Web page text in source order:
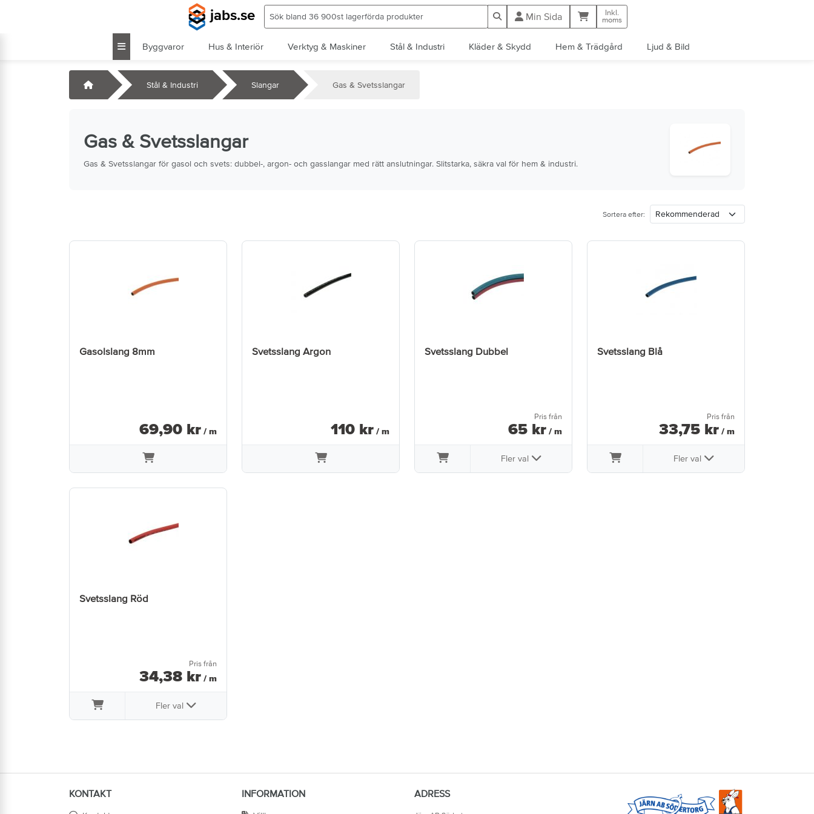
jabs.se Min Sida Kundvagn
Inkl.
moms
Byggvaror Hus & Interiör Verktyg & Maskiner Stål & Industri Kläder & Skydd Hem & Trädgård Ljud & Bild
Startsida Stål & Industri Slangar Gas & Svetsslangar
Gas & Svetsslangar
Gas & Svetsslangar för gasol och svets: dubbel-, argon- och gasslangar med rätt anslutningar. Slitstarka, säkra val för hem & industri.
Sortera efter:
Gasolslang 8mm
69,90 kr / m
Svetsslang Argon
110 kr / m
Svetsslang Dubbel
Pris från
65 kr / m
Fler val
Svetsslang Blå
Pris från
33,75 kr / m
Fler val
Svetsslang Röd
Pris från
34,38 kr / m
Fler val
KONTAKT INFORMATION ADRESS